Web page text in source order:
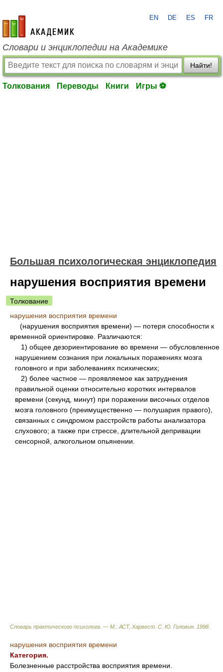
academic.ru
EN DE ES FR
Словари и энциклопедии на Академике
Найти!
Толкования Переводы Книги Игры ⚽
Большая психологическая энциклопедия
нарушения восприятия времени
Толкование
нарушения восприятия времени
(нарушения восприятия времени) — потеря способности к
временной ориентировке. Различаются:
1) общее дезориентирование во времени — обусловленное
нарушением сознания при локальных поражениях мозга
головного и при заболеваниях психических;
2) более частное — проявляемое как затруднения
правильной оценки относительно коротких интервалов
времени (секунд, минут) при поражении височных отделов
мозга головного (преимущественно — полушария правого),
связанных с синдромом расстройств работы анализатора
слухового; а также при стрессе, длительной депривации
сенсорной, алкогольном опьянении.
Словарь практического психолога. — М.: АСТ, Харвест С. Ю. Головин 1998
нарушения восприятия времени
Категория.
Болезненные расстройства восприятия времени.